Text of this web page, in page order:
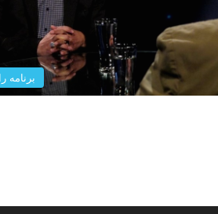
برنامه